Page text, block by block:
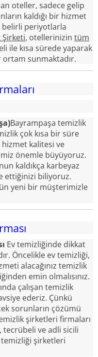
oteller, sadece gelip
kaldığı bir hizmet
belirli periyotlarla
Şirketi, otellerinizin tüm
ile kısa sürede yaparak
ortam sunmaktadır.
Bayrampaşa temizlik
çok kısa bir süre
hizmet kalitesi ve
önemle büyüyoruz.
kaldıkça karbeyaz
ettiğinizi biliyoruz.
yeni bir müşterimizle
Ev temizliğinde dikkat
Öncelikle ev temizliği,
alacağınız temizlik
emin olmalısınız.
çalışan temizlik
ederiz. Çünkü
sorunların çözümü
şirketleri firmaları
tecrübeli ve adli sicili
şirketleri